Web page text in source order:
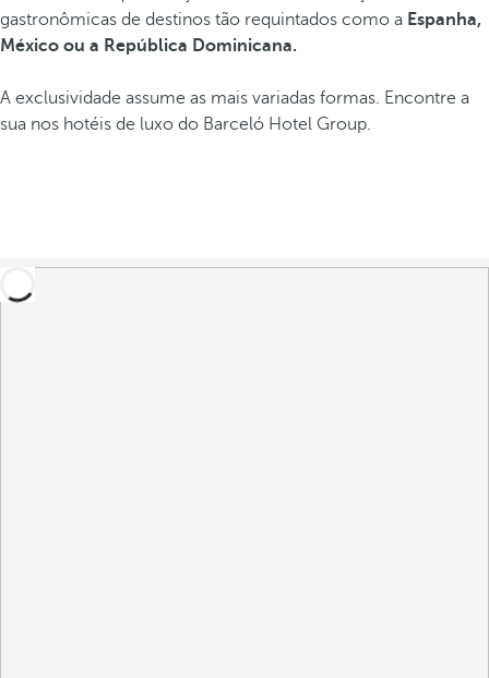
gastronômicas de destinos tão requintados como a Espanha,
México ou a República Dominicana.
A exclusividade assume as mais variadas formas. Encontre a
sua nos hotéis de luxo do Barceló Hotel Group.